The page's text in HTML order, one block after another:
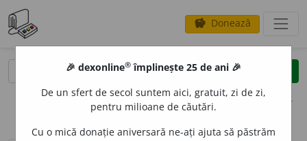
savings Donează
clear
opțiuni
🎉 dexonline® împlinește 25 de ani 🎉
De un sfert de secol suntem aici, gratuit, zi de zi,
pentru milioane de căutări.
Cu o mică donație aniversară ne-ați ajuta să păstrăm